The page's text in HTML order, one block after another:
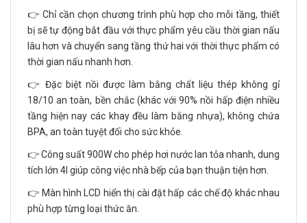
👉 Chỉ cần chọn chương trình phù hợp cho mỗi tầng, thiết
bị sẽ tự động bắt đầu với thực phẩm yêu cầu thời gian nấu
lâu hơn và chuyển sang tầng thứ hai với thời thực phẩm có
thời gian nấu nhanh hơn.
👉 Đặc biệt nồi được làm bằng chất liệu thép không gỉ
18/10 an toàn, bền chắc (khác với 90% nồi hấp điện nhiều
tầng hiện nay các khay đều làm bằng nhựa), không chứa
BPA, an toàn tuyệt đối cho sức khỏe.
👉 Công suất 900W cho phép hơi nước lan tỏa nhanh, dung
tích lớn 4l giúp công việc nhà bếp của bạn thuận tiện hơn.
👉 Màn hình LCD hiển thị cài đặt hấp các chế độ khác nhau
phù hợp từng loại thức ăn.